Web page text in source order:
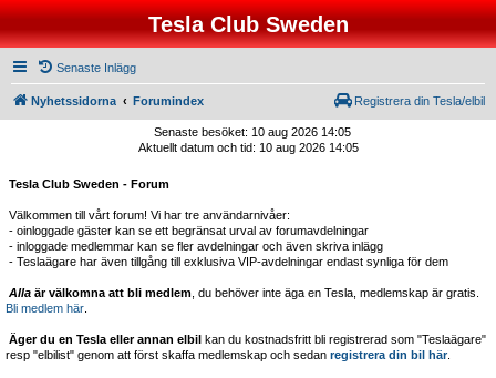
Tesla Club Sweden
Senaste Inlägg
Nyhetssidorna Forumindex Registrera din Tesla/elbil
Senaste besöket: 10 aug 2026 14:05
Aktuellt datum och tid: 10 aug 2026 14:05
Tesla Club Sweden - Forum
Välkommen till vårt forum! Vi har tre användarnivåer:
- oinloggade gäster kan se ett begränsat urval av forumavdelningar
- inloggade medlemmar kan se fler avdelningar och även skriva inlägg
- Teslaägare har även tillgång till exklusiva VIP-avdelningar endast synliga för dem
Alla är välkomna att bli medlem , du behöver inte äga en Tesla, medlemskap är gratis.
Bli medlem här
Äger du en Tesla eller annan elbil kan du kostnadsfritt bli registrerad som "Teslaägare"
resp "elbilist" genom att först skaffa medlemskap och sedan registrera din bil här.